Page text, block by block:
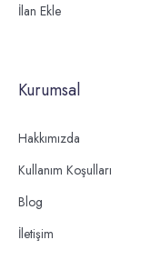
İlan Ekle
Kurumsal
Hakkımızda
Kullanım Koşulları
Blog
İletişim